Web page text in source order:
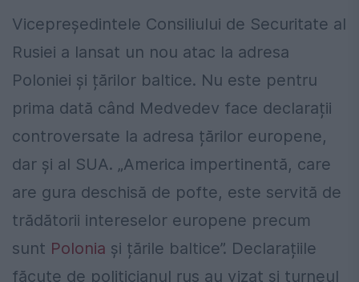
Vicepreședintele Consiliului de Securitate al
Rusiei a lansat un nou atac la adresa
Poloniei și țărilor baltice. Nu este pentru
prima dată când Medvedev face declarații
controversate la adresa țărilor europene,
dar și al SUA. „America impertinentă, care
are gura deschisă de pofte, este servită de
trădătorii intereselor europene precum
sunt Polonia și țările baltice”. Declarațiile
făcute de politicianul rus au vizat și turneul